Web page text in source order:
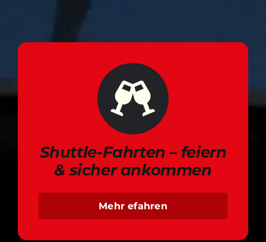
Shuttle-Fahrten – feiern
& sicher ankommen
Mehr efahren